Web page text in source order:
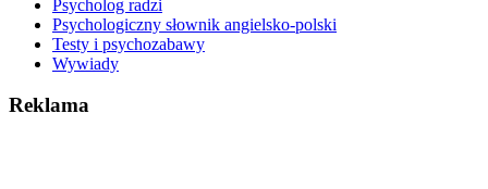
Psycholog radzi
Psychologiczny słownik angielsko-polski
Testy i psychozabawy
Wywiady
Reklama